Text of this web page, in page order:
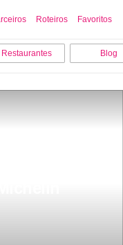
Roteiros Favoritos
Restaurantes Blog